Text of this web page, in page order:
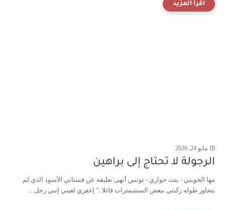
مايو 24, 2026
الرجولة لا تحتاج إلى براهين
مها الجويني - بنت حواري - تونس أنهى تعليقه عن فستاني الأسود الذي لم
يتجاوز طوله ركبتي ببعض السنتيمترات قائلا :" إغفري لعيني إنني رجل ...